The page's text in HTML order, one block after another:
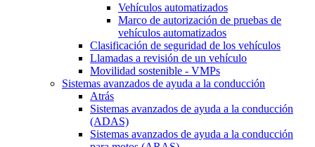
Vehículos automatizados
Marco de autorización de pruebas de
vehículos automatizados
Clasificación de seguridad de los vehículos
Llamadas a revisión de un vehículo
Movilidad sostenible - VMPs
Sistemas avanzados de ayuda a la conducción
Atrás
Sistemas avanzados de ayuda a la conducción
(ADAS)
Sistemas avanzados de ayuda a la conducción